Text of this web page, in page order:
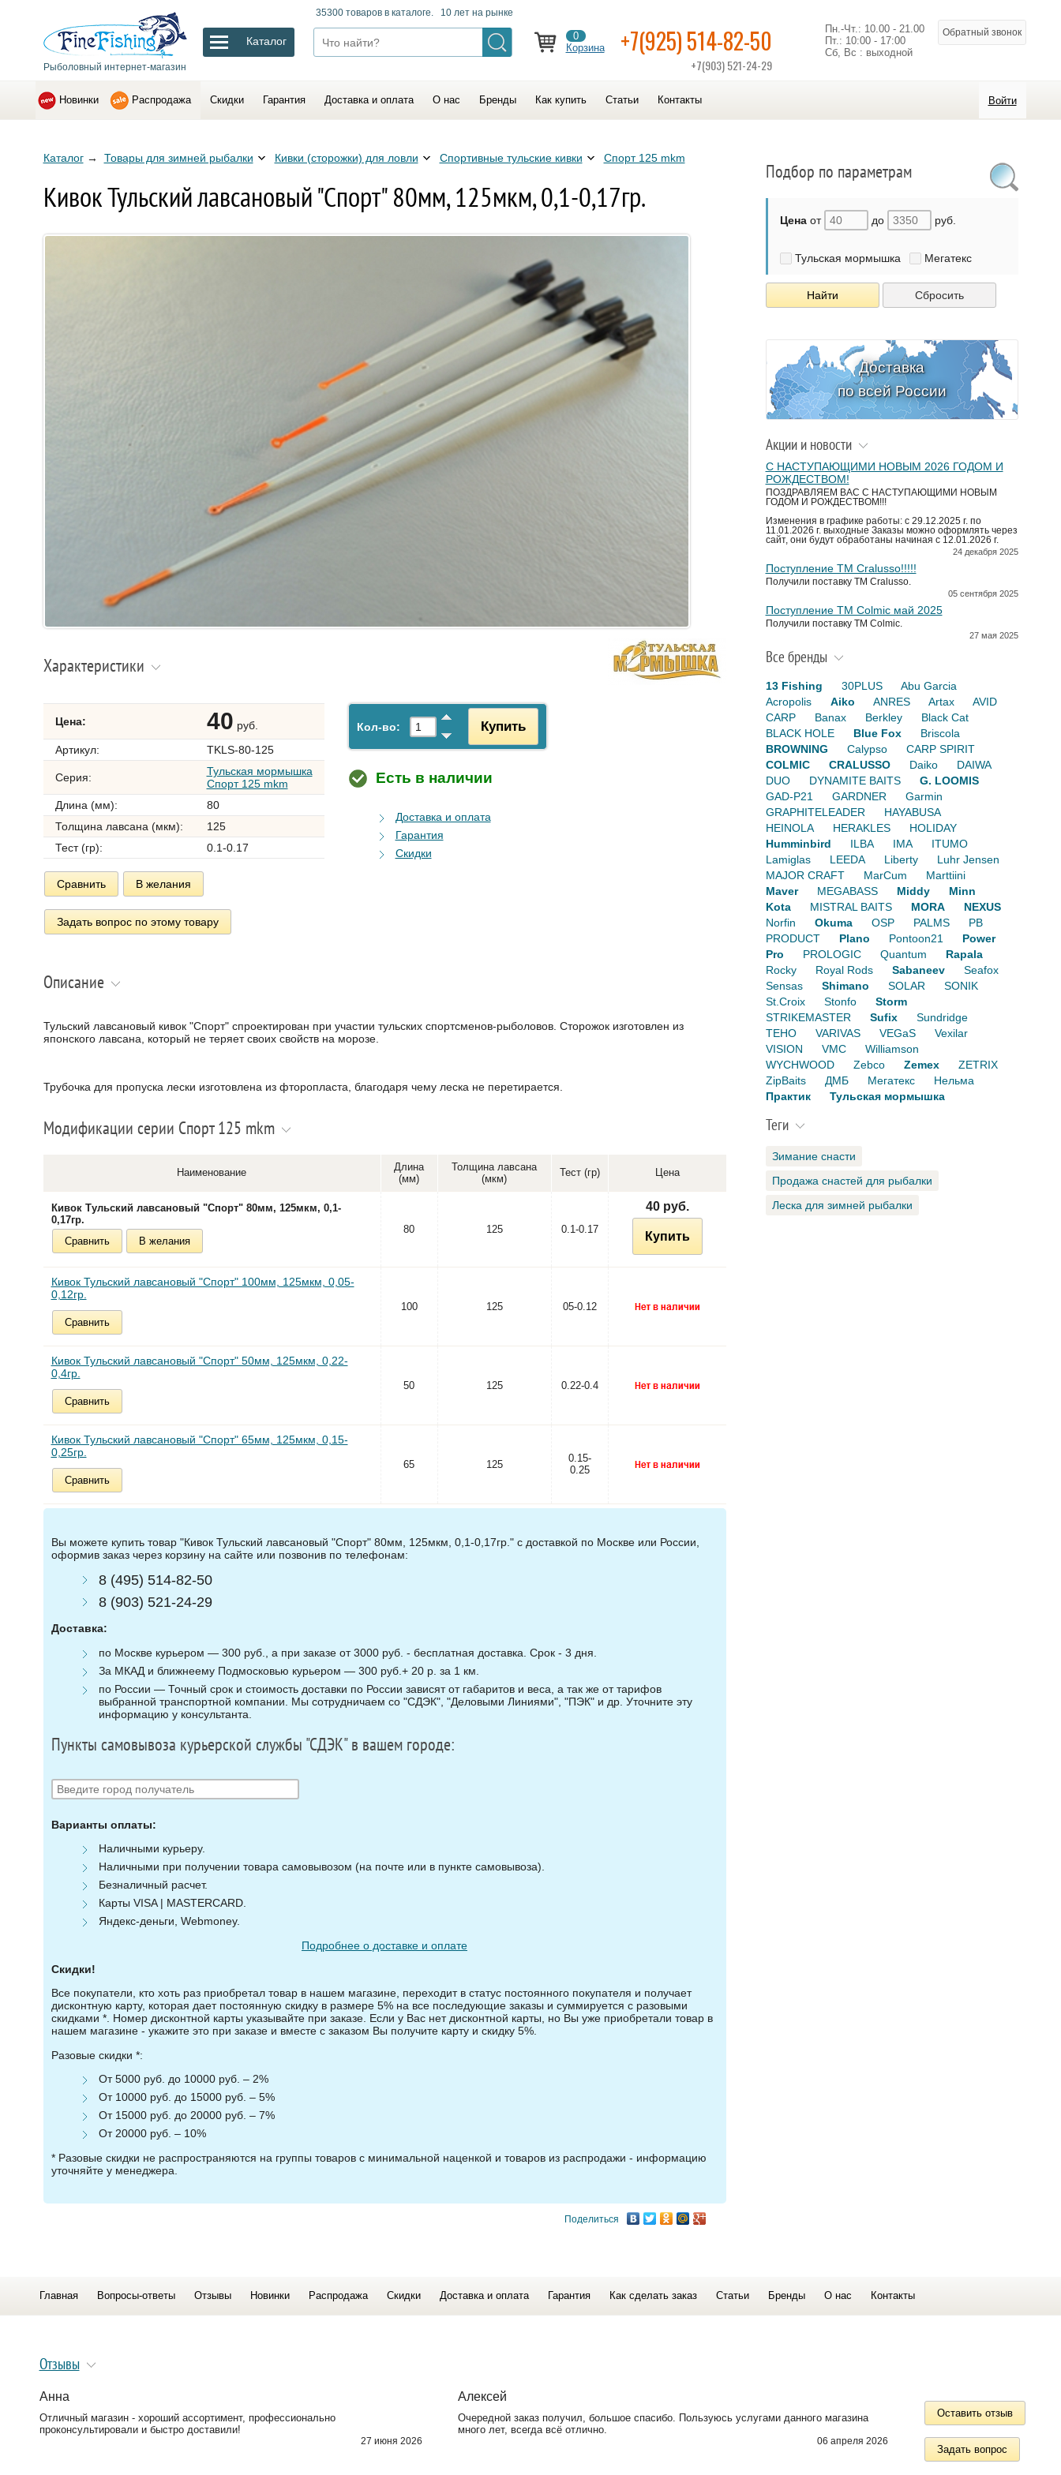
Рыболовный интернет-магазин
Каталог
35300 товаров в каталоге. 10 лет на рынке
0
Корзина
+7(925) 514-82-50
+7(903) 521-24-29
Пн.-Чт.: 10.00 - 21.00
Пт.: 10:00 - 17:00
Сб, Вс : выходной
Обратный звонок
Новинки Распродажа Скидки Гарантия Доставка и оплата О нас Бренды Как купить Статьи Контакты Войти
Каталог→ Товары для зимней рыбалки Кивки (сторожки) для ловли Спортивные тульские кивки Спорт 125 mkm
Кивок Тульский лавсановый "Спорт" 80мм, 125мкм, 0,1-0,17гр.
Характеристики
Цена: 40 руб.
Артикул:
TKLS-80-125
Серия:
Тульская мормышка
Спорт 125 mkm
Длина (мм):
80
Толщина лавсана (мкм):
125
Тест (гр):
0.1-0.17
Сравнить В желания
Задать вопрос по этому товару
Кол-во: Купить
Есть в наличии
Доставка и оплата
Гарантия
Скидки
Описание
Тульский лавсановый кивок "Спорт" спроектирован при участии тульских спортсменов-рыболовов. Сторожок изготовлен из
японского лавсана, который не теряет своих свойств на морозе.
Трубочка для пропуска лески изготовлена из фторопласта, благодаря чему леска не перетирается.
Модификации серии Спорт 125 mkm
Наименование
Длина
(мм)
Толщина лавсана
(мкм)
Тест (гр) Цена
Кивок Тульский лавсановый "Спорт" 80мм, 125мкм, 0,1-
0,17гр.
Сравнить
В желания
80 125 0.1-0.17
40 руб.
Купить
Кивок Тульский лавсановый "Спорт" 100мм, 125мкм, 0,05-
0,12гр.
Сравнить
100 125 05-0.12
Кивок Тульский лавсановый "Спорт" 50мм, 125мкм, 0,22-
0,4гр.
Сравнить
50 125 0.22-0.4
Кивок Тульский лавсановый "Спорт" 65мм, 125мкм, 0,15-
0,25гр.
Сравнить
65 125
0.15-
0.25
Вы можете купить товар "Кивок Тульский лавсановый "Спорт" 80мм, 125мкм, 0,1-0,17гр." с доставкой по Москве или России,
оформив заказ через корзину на сайте или позвонив по телефонам:
8 (495) 514-82-50
8 (903) 521-24-29
Доставка:
по Москве курьером — 300 руб., а при заказе от 3000 руб. - бесплатная доставка. Срок - 3 дня.
За МКАД и ближнеему Подмосковью курьером — 300 руб.+ 20 р. за 1 км.
по России — Точный срок и стоимость доставки по России зависят от габаритов и веса, а так же от тарифов
выбранной транспортной компании. Мы сотрудничаем со "СДЭК", "Деловыми Линиями", "ПЭК" и др. Уточните эту
информацию у консультанта.
Пункты самовывоза курьерской службы "СДЭК" в вашем городе:
Варианты оплаты:
Наличными курьеру.
Наличными при получении товара самовывозом (на почте или в пункте самовывоза).
Безналичный расчет.
Карты VISA | MASTERCARD.
Яндекс-деньги, Webmoney.
Подробнее о доставке и оплате
Скидки!
Все покупатели, кто хоть раз приобретал товар в нашем магазине, переходит в статус постоянного покупателя и получает
дисконтную карту, которая дает постоянную скидку в размере 5% на все последующие заказы и суммируется с разовыми
скидками *. Номер дисконтной карты указывайте при заказе. Если у Вас нет дисконтной карты, но Вы уже приобретали товар в
нашем магазине - укажите это при заказе и вместе с заказом Вы получите карту и скидку 5%.
Разовые скидки *:
От 5000 руб. до 10000 руб. – 2%
От 10000 руб. до 15000 руб. – 5%
От 15000 руб. до 20000 руб. – 7%
От 20000 руб. – 10%
* Разовые скидки не распространяются на группы товаров с минимальной наценкой и товаров из распродажи - информацию
уточняйте у менеджера.
Поделиться
Подбор по параметрам
Ценаот до руб.
Тульская мормышка Мегатекс
Найти Сбросить
Доставка
по всей России
Акции и новости
С НАСТУПАЮЩИМИ НОВЫМ 2026 ГОДОМ И
РОЖДЕСТВОМ!
ПОЗДРАВЛЯЕМ ВАС С НАСТУПАЮЩИМИ НОВЫМ
ГОДОМ И РОЖДЕСТВОМ!!!
Изменения в графике работы: с 29.12.2025 г. по
11.01.2026 г. выходные Заказы можно оформлять через
сайт, они будут обработаны начиная с 12.01.2026 г.
24 декабря 2025
Поступление TM Cralusso!!!!!
Получили поставку ТМ Cralusso.
05 сентября 2025
Поступление TM Colmic май 2025
Получили поставку ТМ Colmic.
27 мая 2025
Все бренды
13 Fishing 30PLUS
Abu Garcia
Acropolis
Aiko ANRES Artax
AVID
CARP
Banax Berkley
Black Cat
BLACK HOLE
Blue Fox
Briscola
BROWNING
Calypso
CARP SPIRIT
COLMIC
CRALUSSO Daiko
DAIWA
DUO
DYNAMITE BAITS
G. LOOMIS
GAD-P21
GARDNER
Garmin
GRAPHITELEADER
HAYABUSA
HEINOLA
HERAKLES
HOLIDAY
Humminbird
ILBA IMA
ITUMO
Lamiglas
LEEDA Liberty
Luhr Jensen
MAJOR CRAFT
MarCum
Marttiini
Maver
MEGABASS Middy
Minn
Kota
MISTRAL BAITS MORA
NEXUS
Norfin
Okuma OSP PALMS
PB
PRODUCT
Plano Pontoon21
Power
Pro
PROLOGIC Quantum
Rapala
Rocky
Royal Rods Sabaneev
Seafox
Sensas
Shimano SOLAR
SONIK
St.Croix
Stonfo
Storm
STRIKEMASTER
Sufix
Sundridge
TEHO
VARIVAS VEGaS
Vexilar
VISION
VMC
Williamson
WYCHWOOD
Zebco Zemex
ZETRIX
ZipBaits
ДМБ Мегатекс
Нельма
Практик
Тульская мормышка
Теги
Зимание снасти
Продажа снастей для рыбалки
Леска для зимней рыбалки
Главная Вопросы-ответы Отзывы Новинки Распродажа Скидки Доставка и оплата Гарантия Как сделать заказ Статьи Бренды О нас Контакты
Отзывы
Анна
Отличный магазин - хороший ассортимент, профессионально
проконсультировали и быстро доставили!
27 июня 2026
Алексей
Очередной заказ получил, большое спасибо. Пользуюсь услугами данного магазина
много лет, всегда всё отлично.
06 апреля 2026
Оставить отзыв
Задать вопрос